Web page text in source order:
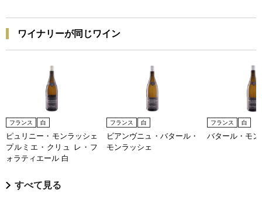
ワイナリーが同じワイン
フランス 白
ピュリニー・モンラッシェ
プルミエ・クリュ レ・フ
ォラティエール 白
フランス 白
ビアンヴニュ・バタール・
モンラッシェ
フランス 白
バタール・モ
すべて見る